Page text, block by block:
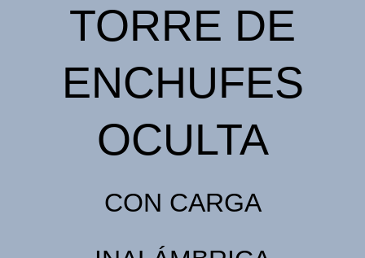
TORRE DE
ENCHUFES
OCULTA
CON CARGA